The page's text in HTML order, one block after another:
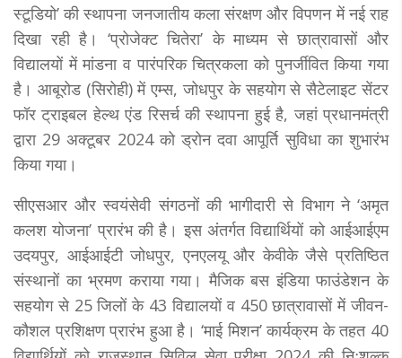
स्टूडियो’ की स्थापना जनजातीय कला संरक्षण और विपणन में नई राह
दिखा रही है। ‘प्रोजेक्ट चितेरा’ के माध्यम से छात्रावासों और
विद्यालयों में मांडना व पारंपरिक चित्रकला को पुनर्जीवित किया गया
है। आबूरोड (सिरोही) में एम्स, जोधपुर के सहयोग से सैटेलाइट सेंटर
फॉर ट्राइबल हेल्थ एंड रिसर्च की स्थापना हुई है, जहां प्रधानमंत्री
द्वारा 29 अक्टूबर 2024 को ड्रोन दवा आपूर्ति सुविधा का शुभारंभ
किया गया।
सीएसआर और स्वयंसेवी संगठनों की भागीदारी से विभाग ने ‘अमृत
कलश योजना’ प्रारंभ की है। इस अंतर्गत विद्यार्थियों को आईआईएम
उदयपुर, आईआईटी जोधपुर, एनएलयू और केवीके जैसे प्रतिष्ठित
संस्थानों का भ्रमण कराया गया। मैजिक बस इंडिया फाउंडेशन के
सहयोग से 25 जिलों के 43 विद्यालयों व 450 छात्रावासों में जीवन-
कौशल प्रशिक्षण प्रारंभ हुआ है। ‘माई मिशन’ कार्यक्रम के तहत 40